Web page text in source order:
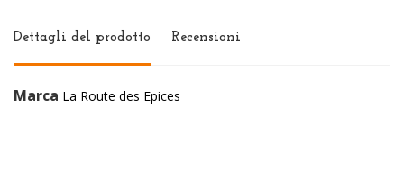
Dettagli del prodotto Recensioni
Marca La Route des Epices